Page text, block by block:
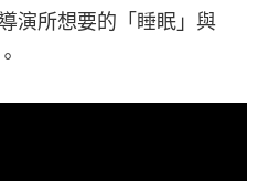
演所想要的「睡眠」與